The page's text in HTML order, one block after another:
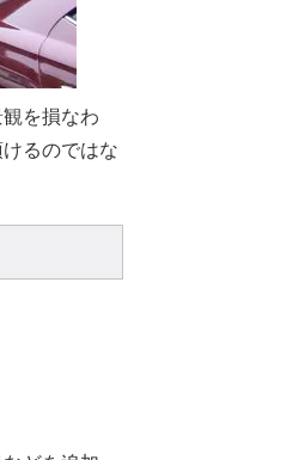
を損なわ
るのではな